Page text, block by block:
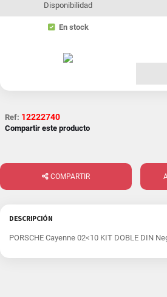
Disponibilidad
En stock
Ref: 12222740
Compartir este producto
COMPARTIR
DESCRIPCIÓN
PORSCHE Cayenne 02<10 KIT DOBLE DIN